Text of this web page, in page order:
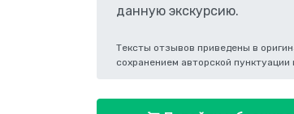
данную экскурсию.
Тексты отзывов приведены в
сохранением авторской пунктуации